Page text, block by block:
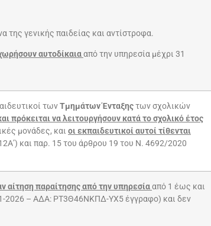
της γενικής παιδείας και αντίστροφα.
αυτοδίκαιααπό την υπηρεσία μέχρι 31
τωνΤμημάτων Ένταξηςτων σχολικών
πρόκειται να λειτουργήσουν κατά το σχολικό έτος
μονάδες, και οι εκπαιδευτικοί αυτοί τίθενται
και παρ. 15 του άρθρου 19 του Ν. 4692/2020
αίτηση παραίτησης από την υπηρεσίααπό 1 έως και
2026 – ΑΔΑ: ΡΤ3Θ46ΝΚΠΔ-ΥΧ5 έγγραφο) και δεν